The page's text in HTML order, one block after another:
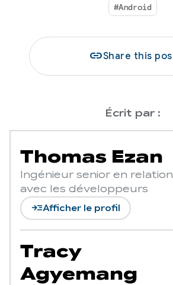
#Android
linkShare this
Écrit par :
Thomas Ezan
Ingénieur senior en
avec les développeurs
read_moreAfficher le profil
Tracy
Agyemang